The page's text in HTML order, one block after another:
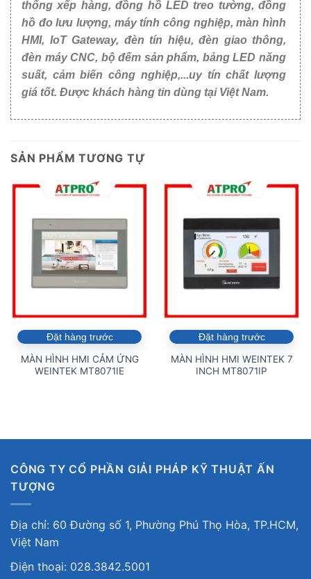
thống xếp hàng, đồng hồ LED treo tường, đồng
hồ đo lưu lượng, máy tính công nghiệp, màn hình
HMI, IoT Gateway, đèn tín hiệu, đèn giao thông,
đèn máy CNC, bộ đếm sản phẩm, bảng LED năng
suất, cảm biến công nghiệp,...uy tín chất lượng
giá tốt. Được khách hàng tin dùng tại Việt Nam.
SẢN PHẨM TƯƠNG TỰ
Đặt hàng trước
MÀN HÌNH HMI CẢM ỨNG
WEINTEK MT8071IE
Đặt hàng trước
MÀN HÌNH HMI WEINTEK 7
INCH MT8071IP
CÔNG TY CỔ PHẦN GIẢI PHÁP KỸ THUẬT ẤN
TƯỢNG
Địa chỉ: 60 Đường số 1, Phường Phú Thọ Hòa, TP.HCM,
Việt Nam
Điện thoại: 028.3842.5001